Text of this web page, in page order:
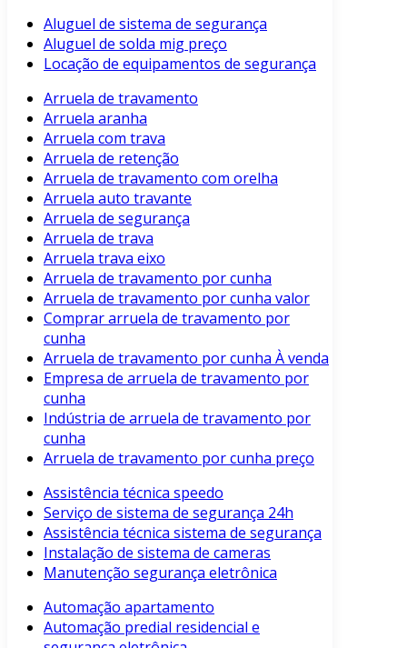
Aluguel de sistema de segurança
Aluguel de solda mig preço
Locação de equipamentos de segurança
Arruela de travamento
Arruela aranha
Arruela com trava
Arruela de retenção
Arruela de travamento com orelha
Arruela auto travante
Arruela de segurança
Arruela de trava
Arruela trava eixo
Arruela de travamento por cunha
Arruela de travamento por cunha valor
Comprar arruela de travamento por
cunha
Arruela de travamento por cunha À venda
Empresa de arruela de travamento por
cunha
Indústria de arruela de travamento por
cunha
Arruela de travamento por cunha preço
Assistência técnica speedo
Serviço de sistema de segurança 24h
Assistência técnica sistema de segurança
Instalação de sistema de cameras
Manutenção segurança eletrônica
Automação apartamento
Automação predial residencial e